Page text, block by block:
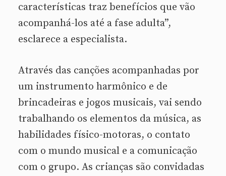
características traz benefícios que vão
acompanhá-los até a fase adulta”,
esclarece a especialista.
Através das canções acompanhadas por
um instrumento harmônico e de
brincadeiras e jogos musicais, vai sendo
trabalhando os elementos da música, as
habilidades físico-motoras, o contato
com o mundo musical e a comunicação
com o grupo. As crianças são convidadas